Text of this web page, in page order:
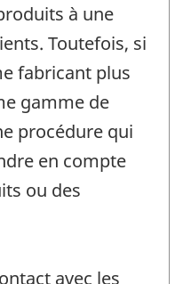
à une
Toutefois, si
fabricant plus
gamme de
procédure qui
en compte
ou des
avec les